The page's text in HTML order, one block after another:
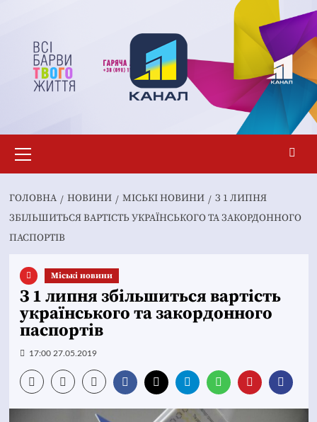
вмісту
меню
ГОЛОВНА НОВИНИ MІСЬКІ НОВИНИ
З 1 ЛИПНЯ
ЗБІЛЬШИТЬСЯ ВАРТІСТЬ УКРАЇНСЬКОГО ТА ЗАКОРДОННОГО
ПАСПОРТІВ
Mіські новини
З 1 липня збільшиться вартість
українського та закордонного
паспортів
17:00 27.05.2019